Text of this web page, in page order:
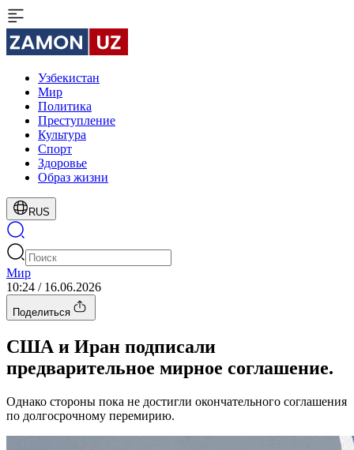
Узбекистан
Мир
Политика
Преступление
Культура
Спорт
Здоровье
Образ жизни
RUS
Мир
10:24 / 16.06.2026
Поделиться
США и Иран подписали
предварительное мирное соглашение.
Однако стороны пока не достигли окончательного соглашения
по долгосрочному перемирию.